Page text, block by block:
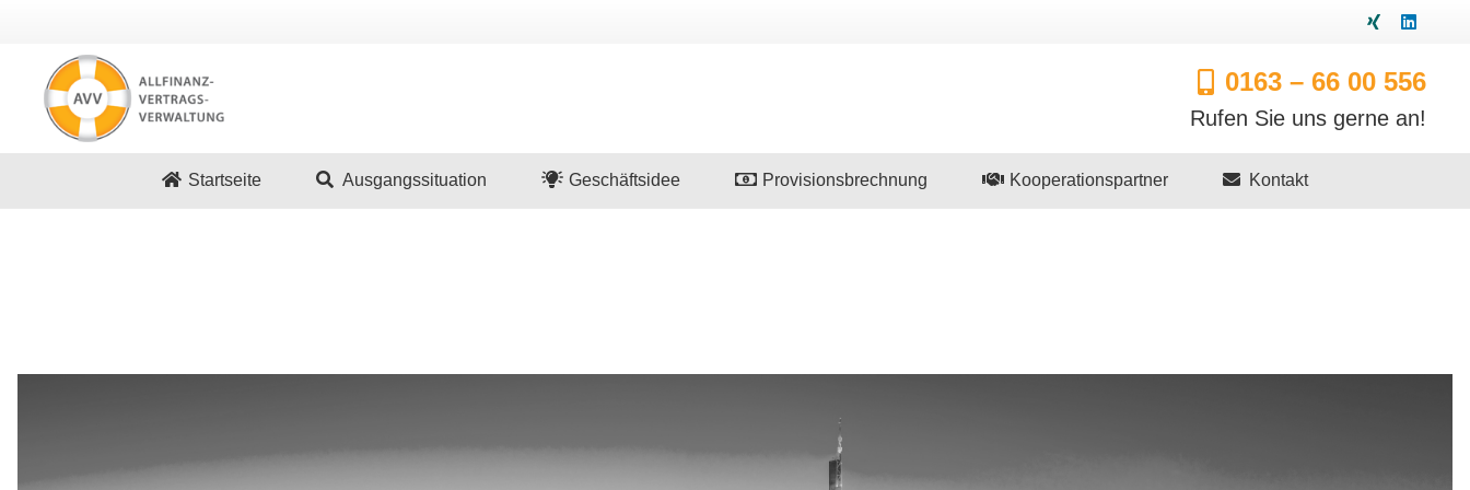
0163 – 66 00 556
Rufen Sie uns gerne an!
Startseite Ausgangssituation Geschäftsidee Provisionsbrechnung Kooperationspartner Kontakt